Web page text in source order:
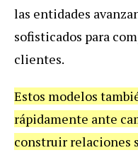
las entidades
sofisticados para
clientes.
Estos modelos
rápidamente ante
construir relaciones